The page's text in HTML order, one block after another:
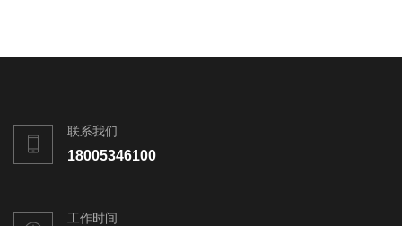
联系我们
18005346100
工作时间